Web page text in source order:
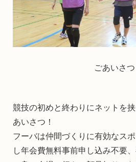
ごあいさつ
競技の初めと終わりにネットを
あいさつ！
フーバは仲間づくりに有効なス
し年会費無料事前申し込み不要